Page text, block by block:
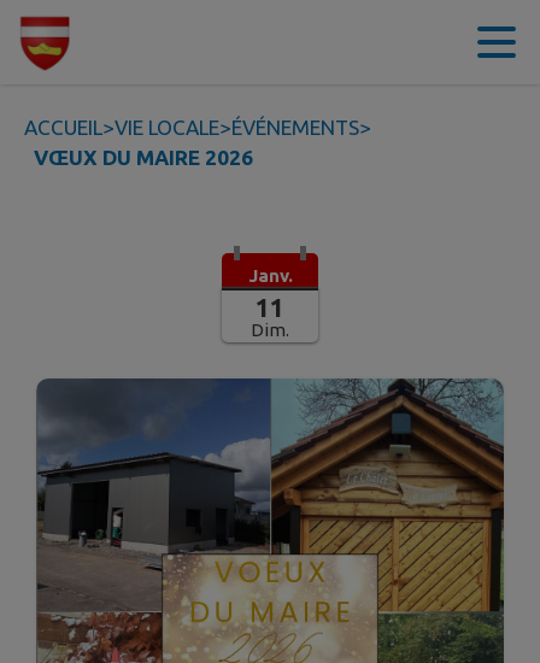
Contenu
ACCUEIL>VIE LOCALE>ÉVÉNEMENTS>
VŒUX DU MAIRE 2026
Janv.
11
Dim.